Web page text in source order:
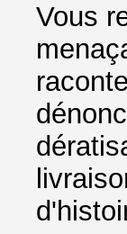
Vous